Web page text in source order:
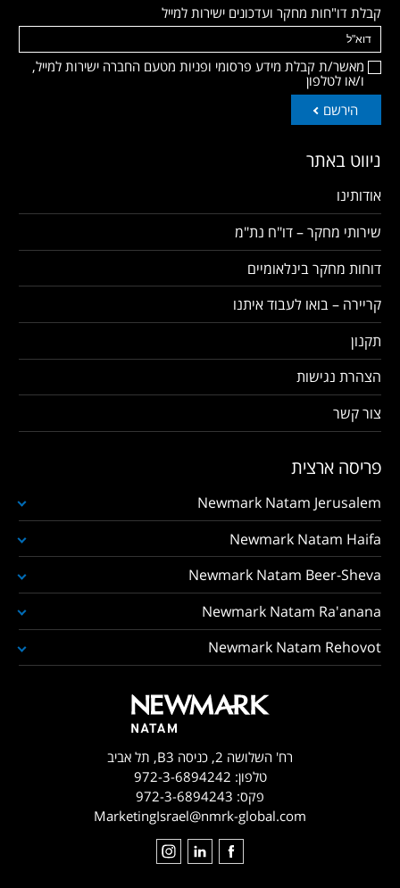
קבלת דו"חות מחקר ועדכונים ישירות למייל
מאשר/ת קבלת מידע פרסומי ופניות מטעם החברה ישירות למייל,
ו/או לטלפון
הירשם
ניווט באתר
אודותינו
שירותי מחקר – דו"ח נת"מ
דוחות מחקר בינלאומיים
קריירה – בואו לעבוד איתנו
תקנון
הצהרת נגישות
צור קשר
פריסה ארצית
Newmark Natam Jerusalem
Newmark Natam Haifa
Newmark Natam Beer-Sheva
Newmark Natam Ra'anana
Newmark Natam Rehovot
רח' השלושה 2, כניסה B3, תל אביב
טלפון: 972-3-6894242
פקס: 972-3-6894243
MarketingIsrael@nmrk-global.com